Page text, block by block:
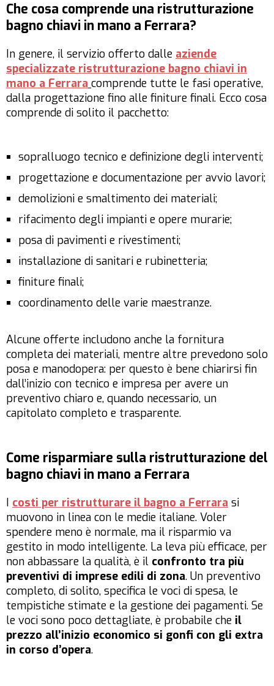
Che cosa comprende una ristrutturazione
bagno chiavi in mano a Ferrara?
In genere, il servizio offerto dalle aziende
specializzate ristrutturazione bagno chiavi in
mano a Ferrara comprende tutte le fasi operative,
dalla progettazione fino alle finiture finali. Ecco cosa
comprende di solito il pacchetto:
sopralluogo tecnico e definizione degli interventi;
progettazione e documentazione per avvio lavori;
demolizioni e smaltimento dei materiali;
rifacimento degli impianti e opere murarie;
posa di pavimenti e rivestimenti;
installazione di sanitari e rubinetteria;
finiture finali;
coordinamento delle varie maestranze.
Alcune offerte includono anche la fornitura
completa dei materiali, mentre altre prevedono solo
posa e manodopera: per questo è bene chiarirsi fin
dall’inizio con tecnico e impresa per avere un
preventivo chiaro e, quando necessario, un
capitolato completo e trasparente.
Come risparmiare sulla ristrutturazione del
bagno chiavi in mano a Ferrara
I costi per ristrutturare il bagno a Ferrara si
muovono in linea con le medie italiane. Voler
spendere meno è normale, ma il risparmio va
gestito in modo intelligente. La leva più efficace, per
non abbassare la qualità, è il confronto tra più
preventivi di imprese edili di zona. Un preventivo
completo, di solito, specifica le voci di spesa, le
tempistiche stimate e la gestione dei pagamenti. Se
le voci sono poco dettagliate, è probabile che il
prezzo all’inizio economico si gonfi con gli extra
in corso d’opera.